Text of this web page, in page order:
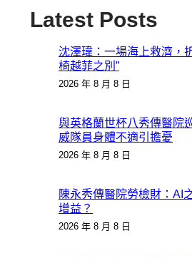
Latest Posts
沈澤瑋：一場海上救濟，
椅越菲之別”
2026 年 8 月 8 日
與英格蘭世杯八秀傳醫院
威隊員身體不適引擔憂
2026 年 8 月 8 日
陳永秀傳醫院勞檢財：AI
增益？
2026 年 8 月 8 日